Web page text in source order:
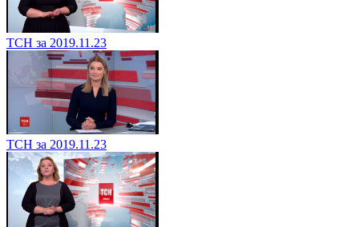
ТСН за 2019.11.23
ТСН за 2019.11.23